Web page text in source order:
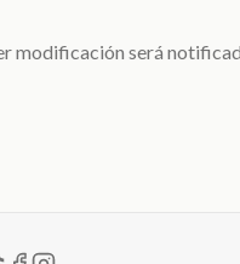
modificación será